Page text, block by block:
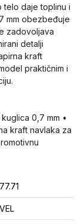
telo daje toplinu i
mm obezbeđuje
zadovoljava
detalji
kraft
praktičnim i
0,7 mm •
kraft navlaka za